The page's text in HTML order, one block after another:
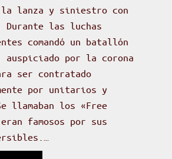
s
i
n
s
o
m
n
e
–
S
o
lanza y siniestro con
las luchas
comandó un batallón
auspiciado por la corona
ser contratado
por unitarios y
llamaban los «Free
famosos por sus